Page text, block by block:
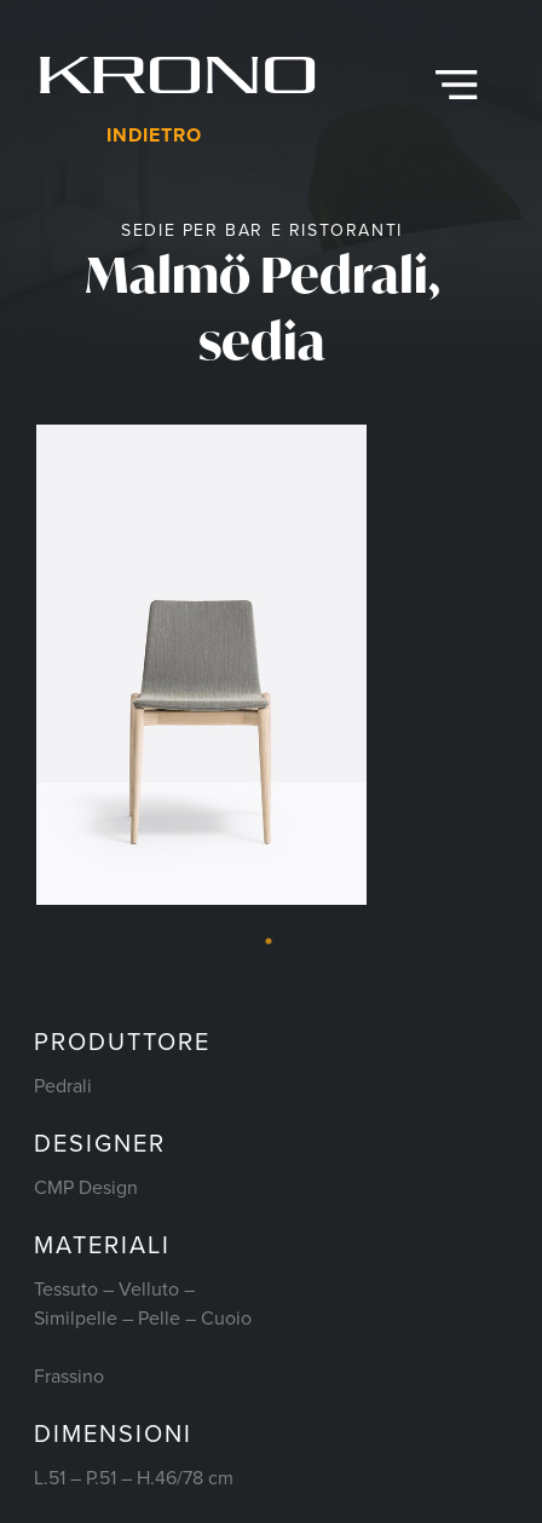
contenuto
Menu
INDIETRO
SEDIE PER BAR E RISTORANTI
Malmö Pedrali,
sedia
PRODUTTORE
Pedrali
DESIGNER
CMP Design
MATERIALI
Tessuto – Velluto –
Similpelle – Pelle – Cuoio
Frassino
DIMENSIONI
L.51 – P.51 – H.46/78 cm